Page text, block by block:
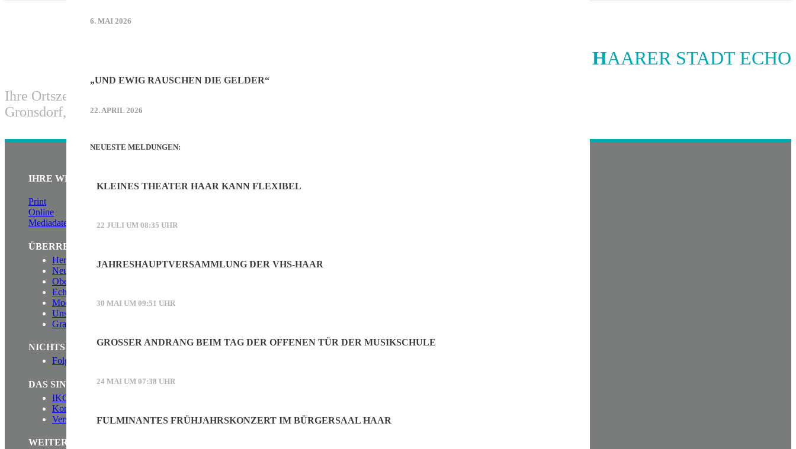
6. MAI 2026
„UND EWIG RAUSCHEN DIE GELDER“
22. APRIL 2026
NEUESTE MELDUNGEN:
KLEINES THEATER HAAR KANN FLEXIBEL
22 JULI UM 08:35 UHR
JAHRESHAUPTVERSAMMLUNG DER VHS-HAAR
30 MAI UM 09:51 UHR
GROSSER ANDRANG BEIM TAG DER OFFENEN TÜR DER MUSIKSCHULE
24 MAI UM 07:38 UHR
FULMINANTES FRÜHJAHRSKONZERT IM BÜRGERSAAL HAAR
HAARER STADT ECHO
Ihre Ortszeitung für Haar und die Ortsteile
Gronsdorf, Salmdorf und Ottendichl.
IHRE WERBUNG IM HAARER STADT ECHO
Print
Online
Mediadaten (PDF)
ÜBERREGIONAL WERBEN:
Herrschinger Spiegel
Neufahrner Echo
Oberdinger Kurier
Echinger Echo
Mooskurier
Unser Putzbrunn
Grasbrunner Nachrichten
NICHTS MEHR VERPASSEN!
Folgen Sie uns auf Facebook
DAS SIND WIR
IKOS Verlag
Kontakt
Verstärken Sie unser Team!
WEITERE INFORMATIONEN